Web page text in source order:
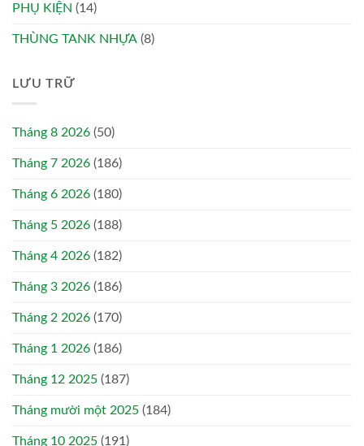
PHỤ KIỆN (14)
THÙNG TANK NHỰA (8)
LƯU TRỮ
Tháng 8 2026 (50)
Tháng 7 2026 (186)
Tháng 6 2026 (180)
Tháng 5 2026 (188)
Tháng 4 2026 (182)
Tháng 3 2026 (186)
Tháng 2 2026 (170)
Tháng 1 2026 (186)
Tháng 12 2025 (187)
Tháng mười một 2025 (184)
Tháng 10 2025 (191)